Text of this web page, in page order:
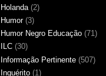
Holanda (2)
Humor (3)
Humor Negro Educação (71)
ILC (30)
Informação Pertinente (507)
Inquérito (1)